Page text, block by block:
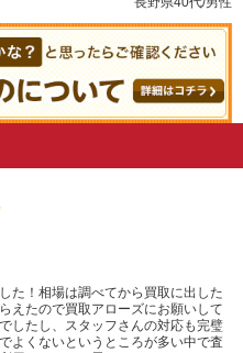
た！相場は調べてから買取に出した
えたので買取アローズにお願いして
したし、スタッフさんの対応も完璧
よくないというところが多い中で査